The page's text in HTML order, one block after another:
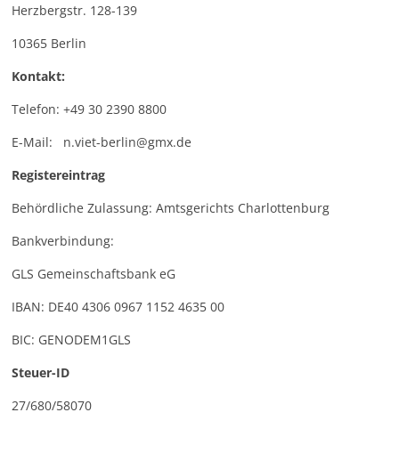
Herzbergstr. 128-139
10365 Berlin
Kontakt:
Telefon: +49 30 2390 8800
E-Mail: n.viet-berlin@gmx.de
Registereintrag
Behördliche Zulassung: Amtsgerichts Charlottenburg
Bankverbindung:
GLS Gemeinschaftsbank eG
IBAN: DE40 4306 0967 1152 4635 00
BIC: GENODEM1GLS
Steuer-ID
27/680/58070